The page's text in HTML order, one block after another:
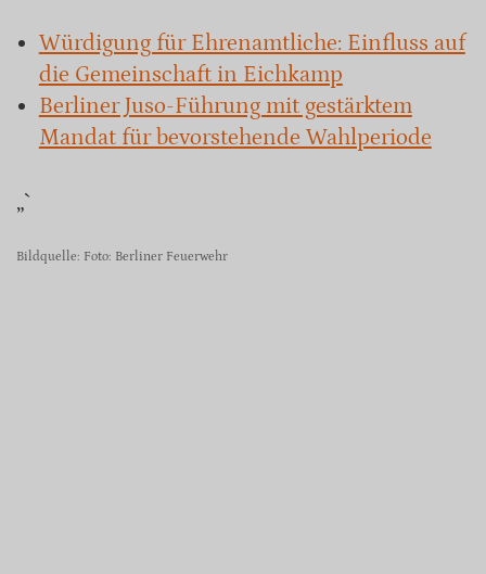
Würdigung für Ehrenamtliche: Einfluss auf
die Gemeinschaft in Eichkamp
Berliner Juso-Führung mit gestärktem
Mandat für bevorstehende Wahlperiode
„`
Bildquelle: Foto: Berliner Feuerwehr